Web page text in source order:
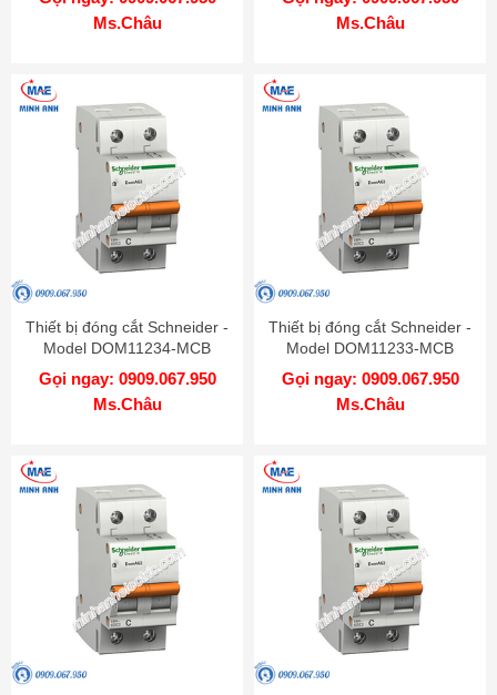
Ms.Châu
Ms.Châu
Thiết bị đóng cắt Schneider -
Model DOM11234-MCB
Gọi ngay: 0909.067.950
Ms.Châu
Thiết bị đóng cắt Schneider -
Model DOM11233-MCB
Gọi ngay: 0909.067.950
Ms.Châu